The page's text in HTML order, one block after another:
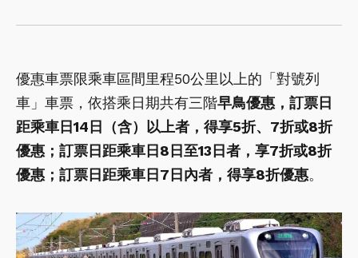
優惠車票限乘車區間里程50公里以上的「對號列
車」車票，依搭乘日期共有三階早鳥優惠，訂票日
距乘車日14日（含）以上者，得享5折、7折或8折
優惠；訂票日距乘車日8日至13日者，享7折或8折
優惠；訂票日距乘車日7日內者，得享8折優惠。